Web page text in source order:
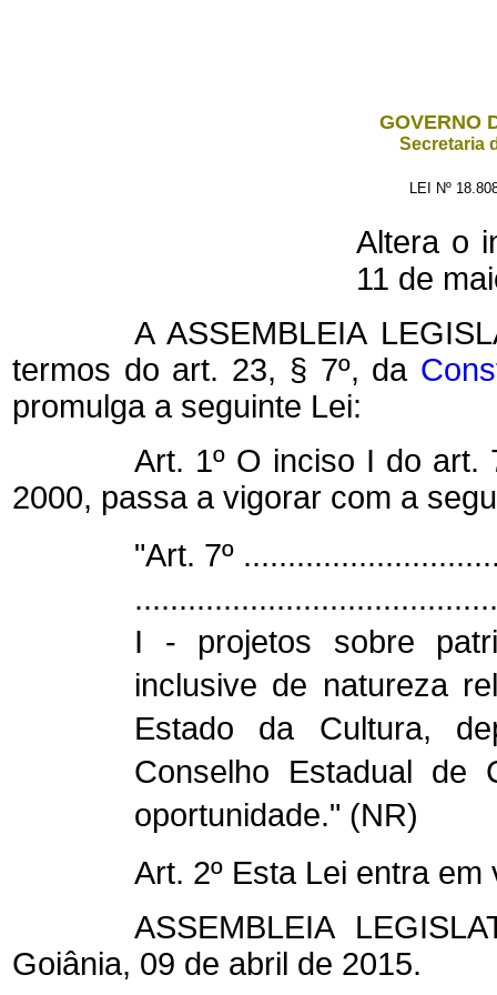
GOVERNO
Secretaria
LEI Nº
Altera o
11 de
A ASSEMBLEIA
termos do art. 23, § 7º, da
promulga a seguinte Lei:
Art. 1º O inciso I do art.
2000, passa a vigorar com a
"Art. 7º
I - projetos sobre
inclusive de natureza
Estado da Cultura,
Conselho Estadual de
oportunidade." (NR)
Art. 2º Esta Lei entra
ASSEMBLEIA
Goiânia, 09 de abril de 2015.